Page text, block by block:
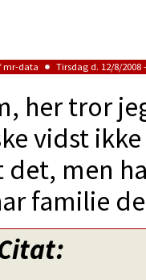
mr-data Tirsdag d. 12/8/2008
her tror
vidst
det, men
familie